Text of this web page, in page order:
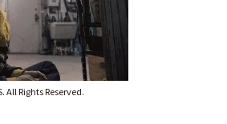
All Rights Reserved.